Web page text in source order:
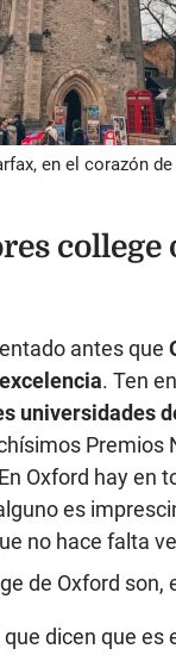
en el corazón
college
antes que
. Ten
universidades
Premios
Oxford hay en
es
no hace falta
de Oxford son,
que dicen que es